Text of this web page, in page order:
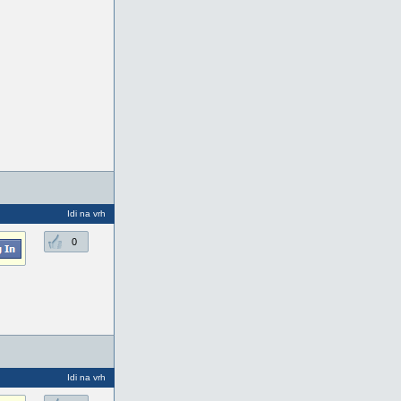
Idi na vrh
0
Idi na vrh